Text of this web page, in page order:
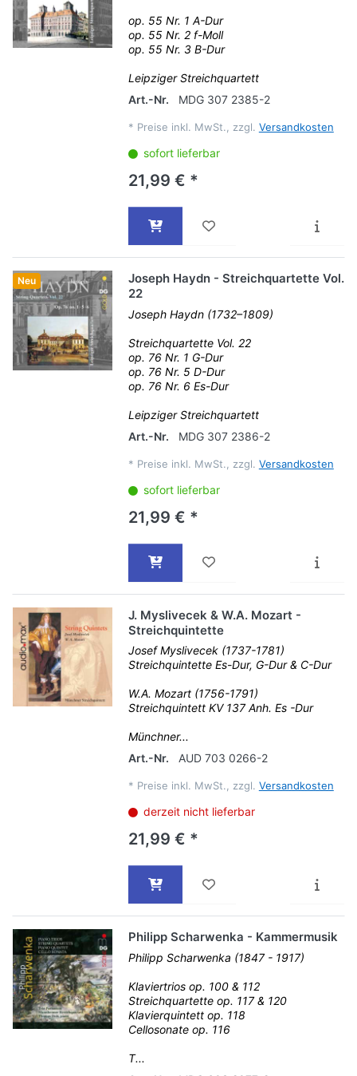
op. 55 Nr. 1 A-Dur
op. 55 Nr. 2 f-Moll
op. 55 Nr. 3 B-Dur
Leipziger Streichquartett
Art.-Nr.
MDG 307 2385-2
* Preise inkl. MwSt., zzgl. Versandkosten
sofort lieferbar
21,99 € *
Neu
Joseph Haydn - Streichquartette Vol.
22
Joseph Haydn (1732–1809)
Streichquartette Vol. 22
op. 76 Nr. 1 G-Dur
op. 76 Nr. 5 D-Dur
op. 76 Nr. 6 Es-Dur
Leipziger Streichquartett
Art.-Nr.
MDG 307 2386-2
* Preise inkl. MwSt., zzgl. Versandkosten
sofort lieferbar
21,99 € *
J. Myslivecek & W.A. Mozart -
Streichquintette
Josef Myslivecek (1737-1781)
Streichquintette Es-Dur, G-Dur & C-Dur
W.A. Mozart (1756-1791)
Streichquintett KV 137 Anh. Es -Dur
Münchner...
Art.-Nr.
AUD 703 0266-2
* Preise inkl. MwSt., zzgl. Versandkosten
derzeit nicht lieferbar
21,99 € *
Philipp Scharwenka - Kammermusik
Philipp Scharwenka (1847 - 1917)
Klaviertrios op. 100 & 112
Streichquartette op. 117 & 120
Klavierquintett op. 118
Cellosonate op. 116
T...